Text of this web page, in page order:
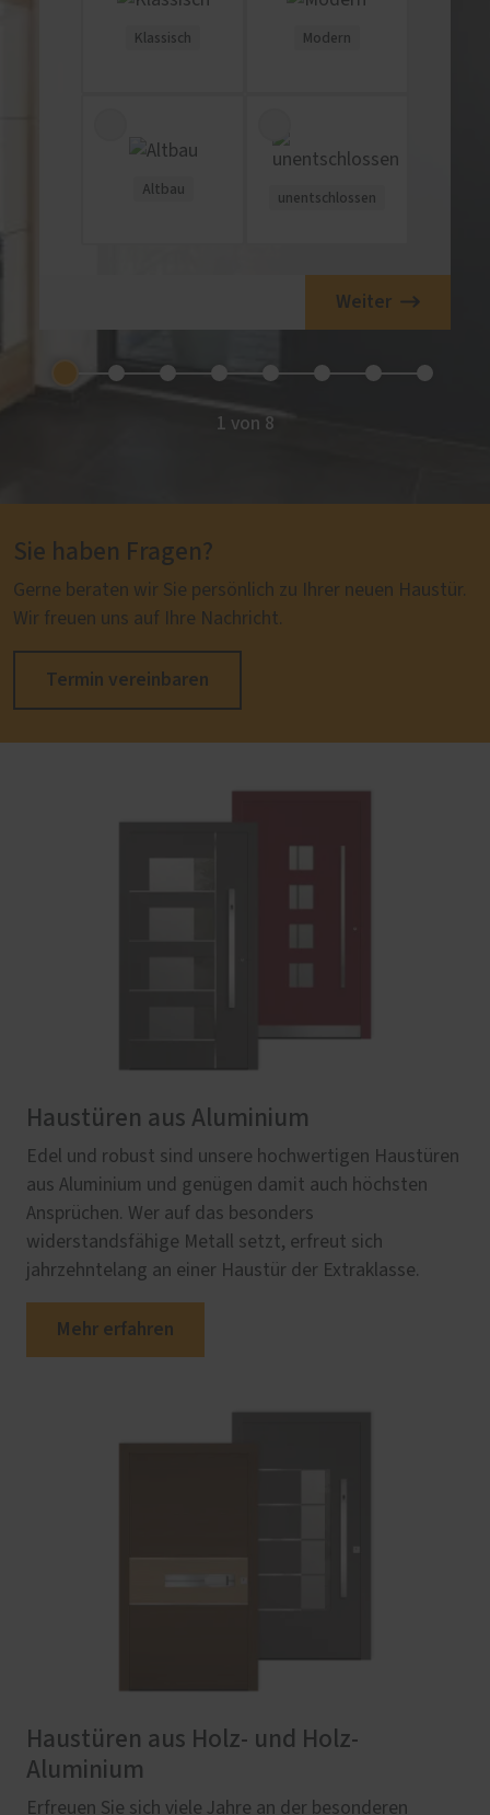
Klassisch Modern
Altbau
unentschlossen
Weiter
1 von 8
Sie haben Fragen?
Gerne beraten wir Sie persönlich zu Ihrer neuen Haustür.
Wir freuen uns auf Ihre Nachricht.
Termin vereinbaren
Haustüren aus Aluminium
Edel und robust sind unsere hochwertigen Haustüren
aus Aluminium und genügen damit auch höchsten
Ansprüchen. Wer auf das besonders
widerstandsfähige Metall setzt, erfreut sich
jahrzehntelang an einer Haustür der Extraklasse.
Mehr erfahren
Haustüren aus Holz- und Holz-
Aluminium
Erfreuen Sie sich viele Jahre an der besonderen